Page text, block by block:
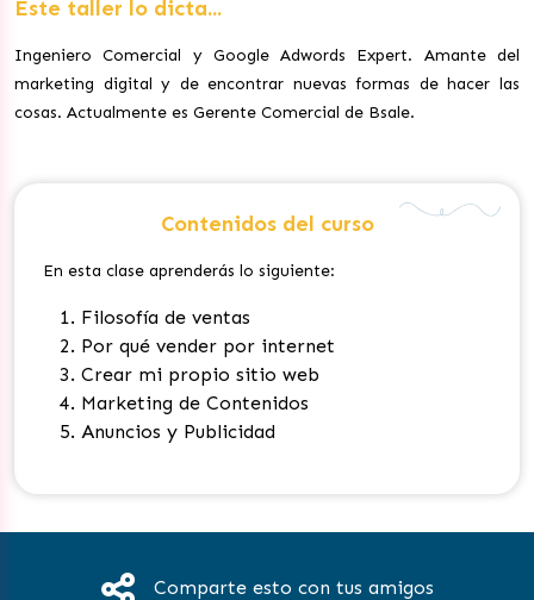
Este taller lo dicta...
Ingeniero Comercial y Google Adwords Expert. Amante del
marketing digital y de encontrar nuevas formas de hacer las
cosas. Actualmente es Gerente Comercial de Bsale.
Contenidos del curso
En esta clase aprenderás lo siguiente:
Filosofía de ventas
Por qué vender por internet
Crear mi propio sitio web
Marketing de Contenidos
Anuncios y Publicidad
Comparte esto con tus amigos